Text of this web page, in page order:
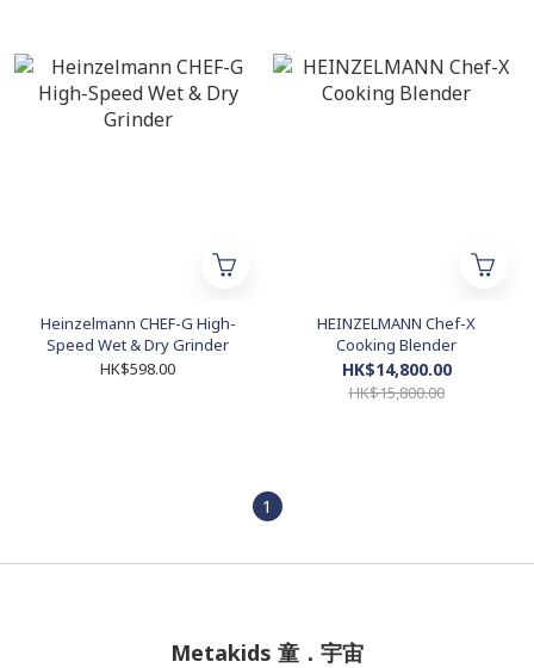
Heinzelmann CHEF-G High-
Speed Wet & Dry Grinder
HK$598.00
HEINZELMANN Chef-X
Cooking Blender
HK$14,800.00
HK$15,800.00
1
Metakids 童．宇宙